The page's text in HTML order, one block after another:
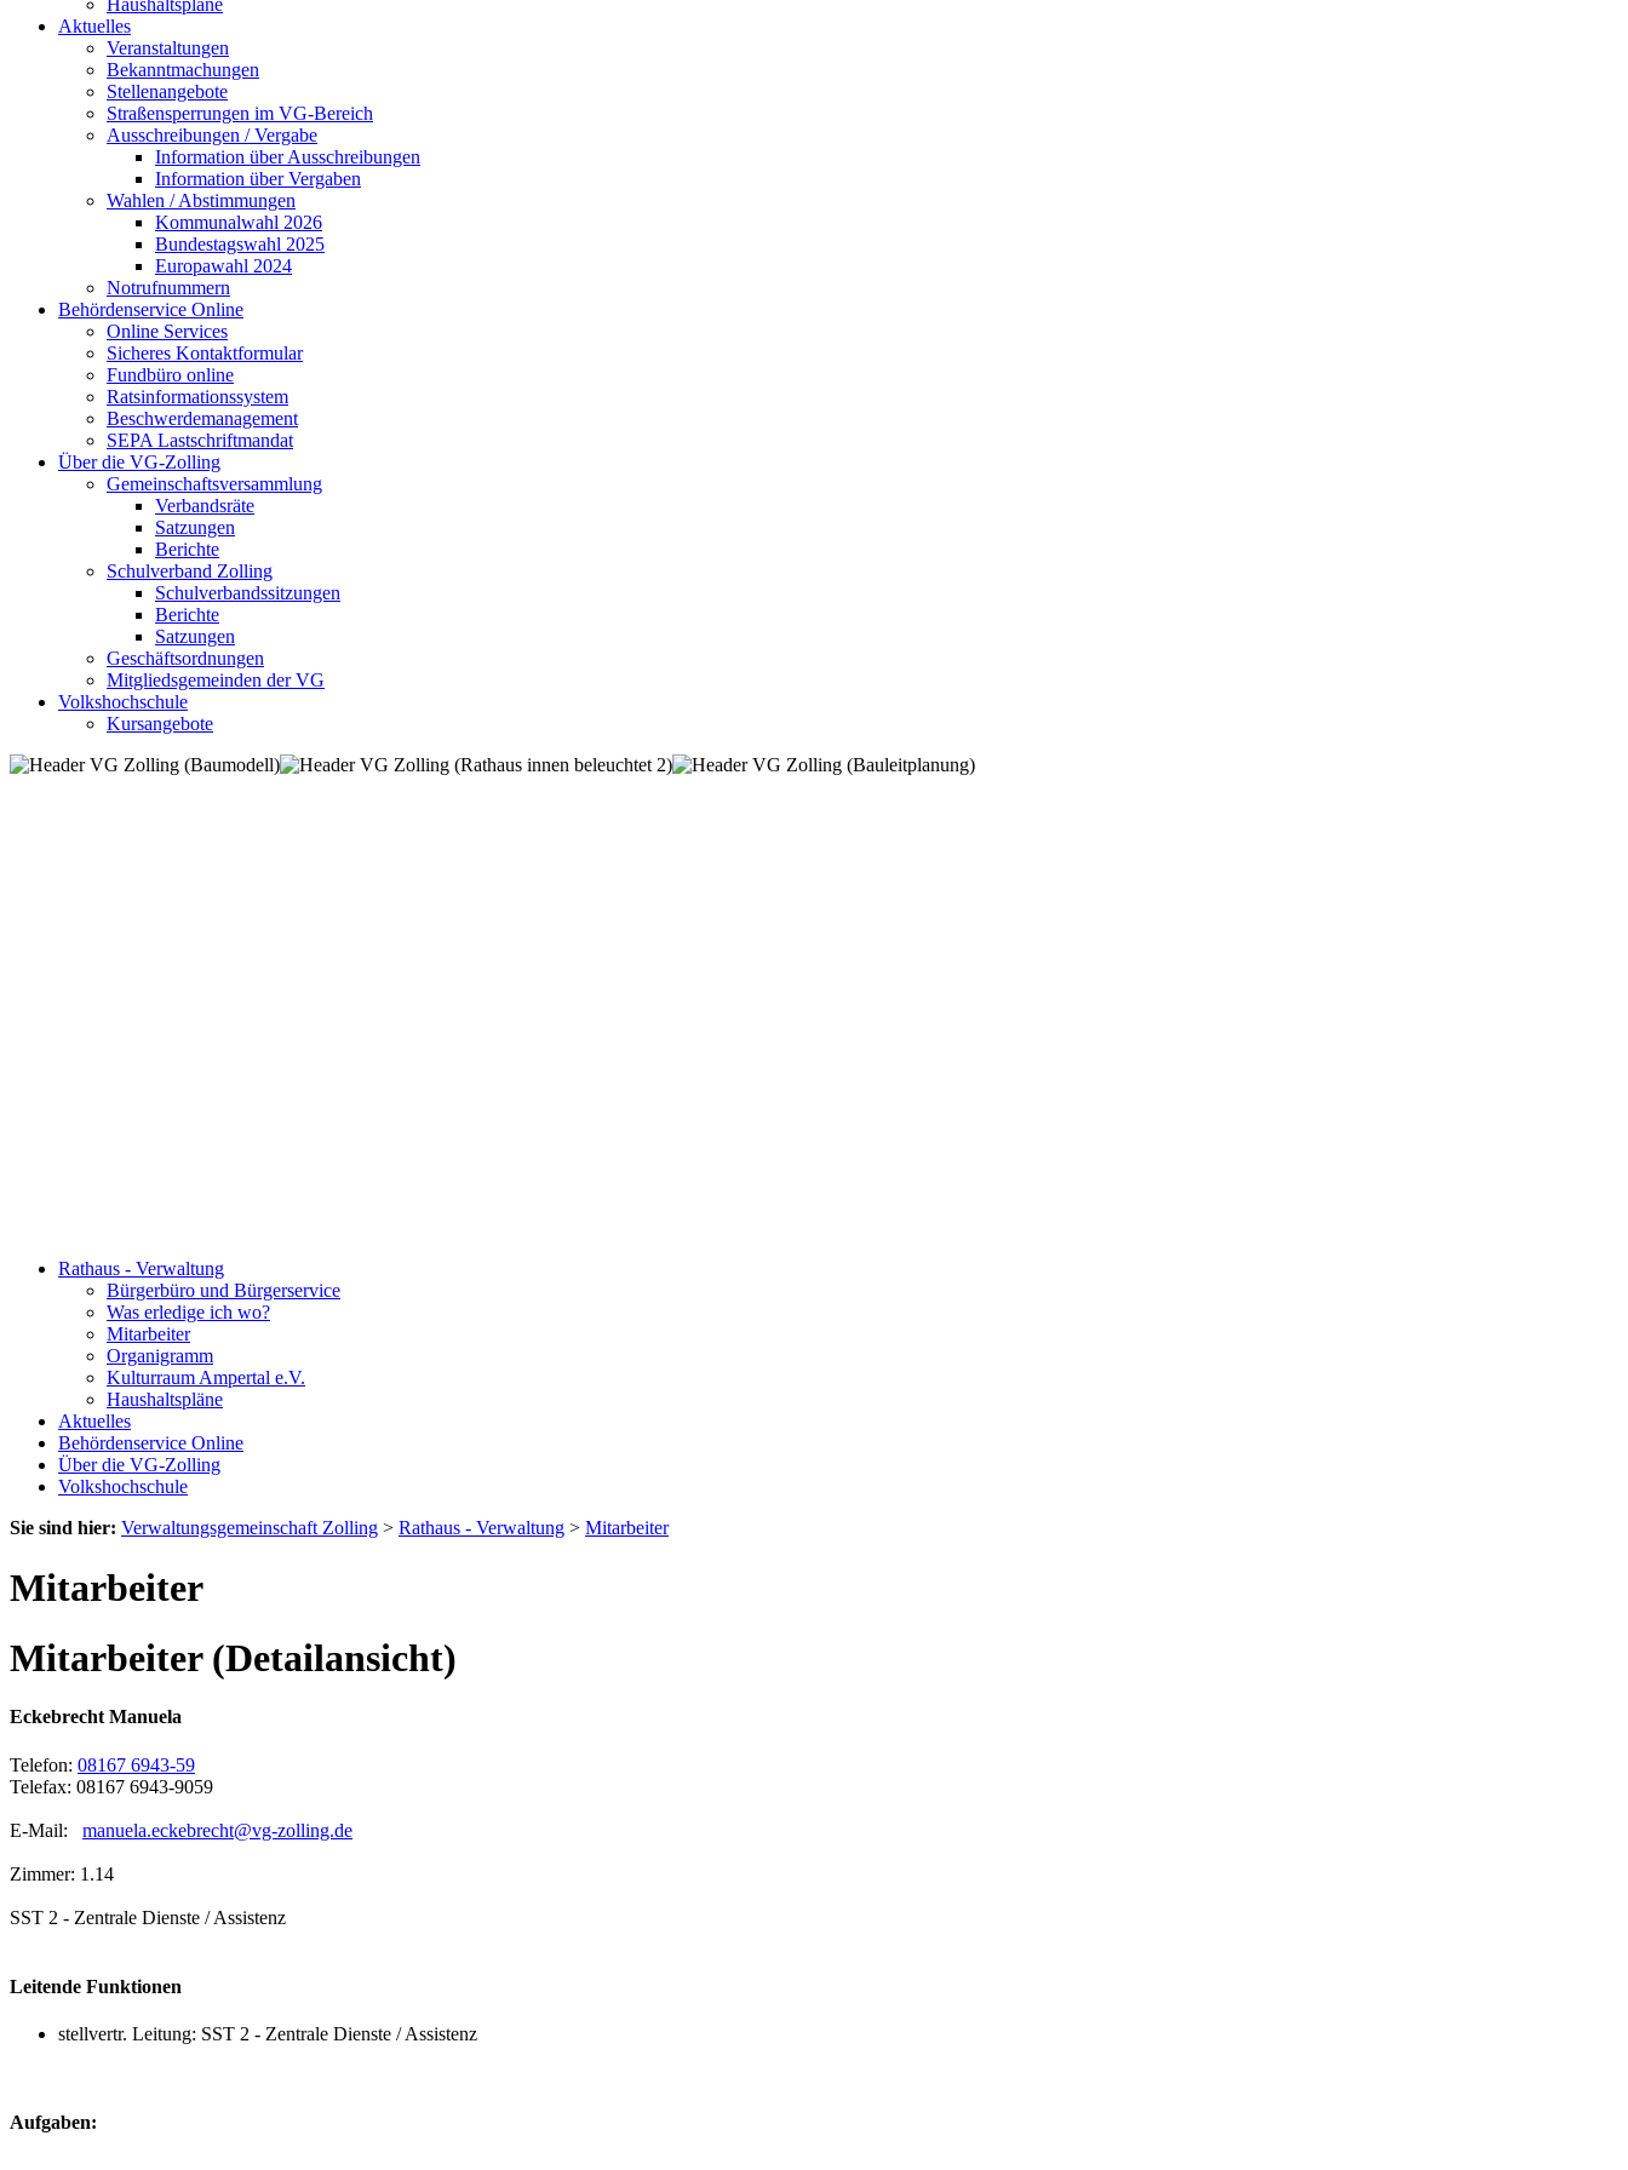
Haushaltspläne
Aktuelles
Veranstaltungen
Bekanntmachungen
Stellenangebote
Straßensperrungen im VG-Bereich
Ausschreibungen / Vergabe
Information über Ausschreibungen
Information über Vergaben
Wahlen / Abstimmungen
Kommunalwahl 2026
Bundestagswahl 2025
Europawahl 2024
Notrufnummern
Behördenservice Online
Online Services
Sicheres Kontaktformular
Fundbüro online
Ratsinformationssystem
Beschwerdemanagement
SEPA Lastschriftmandat
Über die VG-Zolling
Gemeinschaftsversammlung
Verbandsräte
Satzungen
Berichte
Schulverband Zolling
Schulverbandssitzungen
Berichte
Satzungen
Geschäftsordnungen
Mitgliedsgemeinden der VG
Volkshochschule
Kursangebote
Rathaus - Verwaltung
Bürgerbüro und Bürgerservice
Was erledige ich wo?
Mitarbeiter
Organigramm
Kulturraum Ampertal e.V.
Haushaltspläne
Aktuelles
Behördenservice Online
Über die VG-Zolling
Volkshochschule
Sie sind hier: Verwaltungsgemeinschaft Zolling > Rathaus - Verwaltung > Mitarbeiter
Mitarbeiter
Mitarbeiter (Detailansicht)
Eckebrecht Manuela
Telefon: 08167 6943-59
Telefax: 08167 6943-9059
E-Mail: manuela.eckebrecht@vg-zolling.de
Zimmer: 1.14
SST 2 - Zentrale Dienste / Assistenz
Leitende Funktionen
stellvertr. Leitung: SST 2 - Zentrale Dienste / Assistenz
Aufgaben: